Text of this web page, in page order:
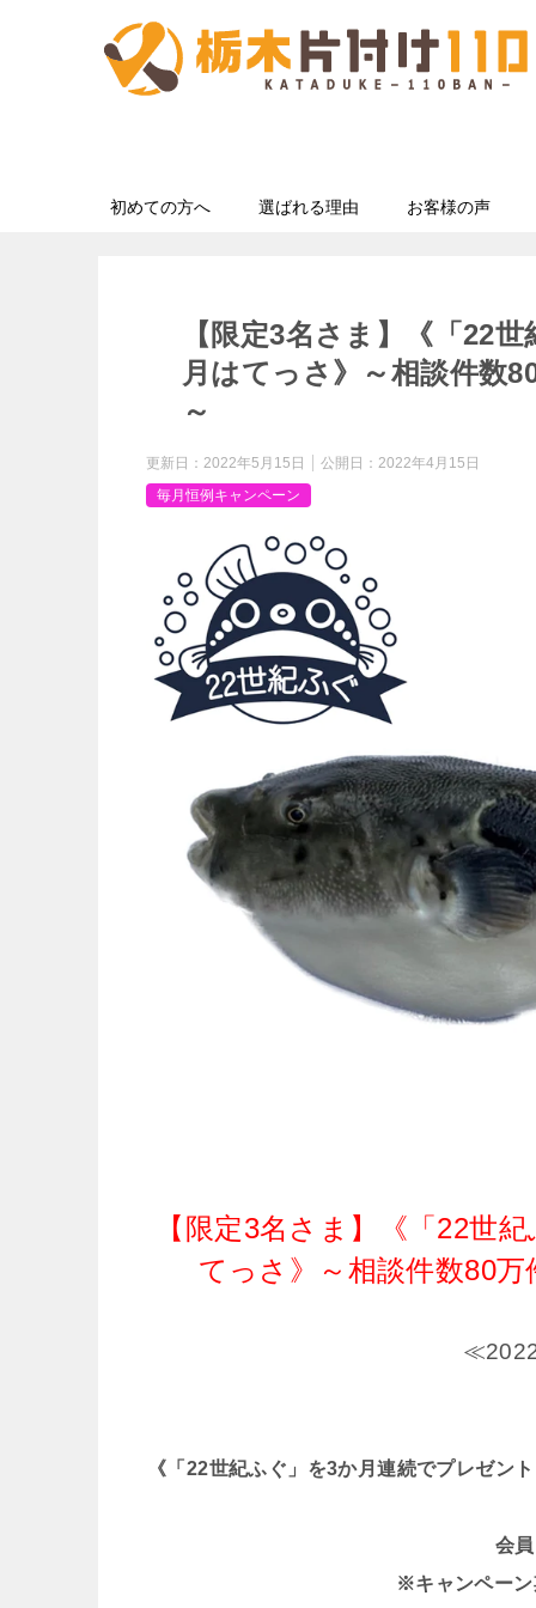
初めての方へ 選ばれる理由 お客様の声
【限定3名さま】《「22
月はてっさ》～相談件数
～
更新日： 2022年5月15日 公開日： 2022年4月15日
毎月恒例キャンペーン
【限定3名さま】《「22世
てっさ》～相談件数80
《「22世紀ふぐ」を3か月連続でプレゼン
会
※キャンペー